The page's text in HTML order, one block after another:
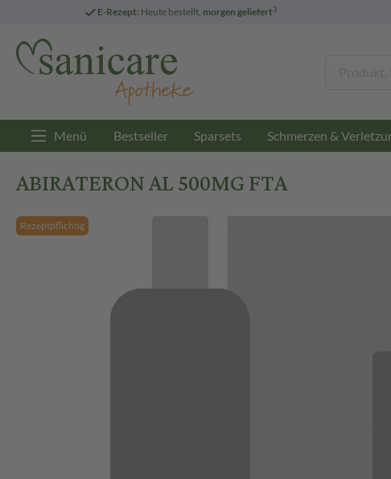
E-Rezept: Heute bestellt, morgen geliefert3
Menü Bestseller Sparsets Schmerzen &
ABIRATERON AL 500MG FTA
Rezeptpflichtig